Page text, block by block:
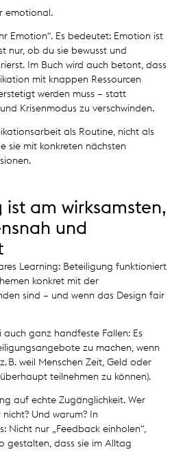
emotional.
Emotion“. Es bedeutet: Emotion ist
nur, ob du sie bewusst und
Im Buch wird auch betont, dass
mit knappen Ressourcen
werden muss – statt
Krisenmodus zu verschwinden.
als Routine, nicht als
sie mit konkreten nächsten
ist am wirksamsten,
und
Learning: Beteiligung funktioniert
konkret mit der
sind – und wenn das Design fair
ganz handfeste Fallen: Es
zu machen, wenn
B. weil Menschen Zeit, Geld oder
teilnehmen zu können).
auf echte Zugänglichkeit. Wer
Und warum? In
Nicht nur „Feedback einholen“,
gestalten, dass sie im Alltag